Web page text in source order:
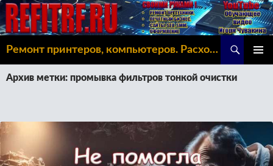
Ремонт принтеров, компьютеров. Расходка, Omoda C5
К
СОДЕРЖИМОМУ
Архив метки: промывка фильтров тонкой очистки